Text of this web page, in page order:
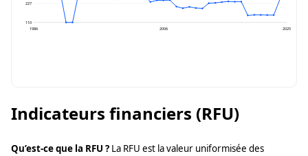
227
110
1986
2006 2025
Indicateurs financiers (RFU)
Qu’est-ce que la RFU ? La RFU est la valeur uniformisée des